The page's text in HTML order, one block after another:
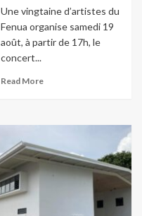
Une vingtaine d’artistes du
Fenua organise samedi 19
août, à partir de 17h, le
concert...
Read More